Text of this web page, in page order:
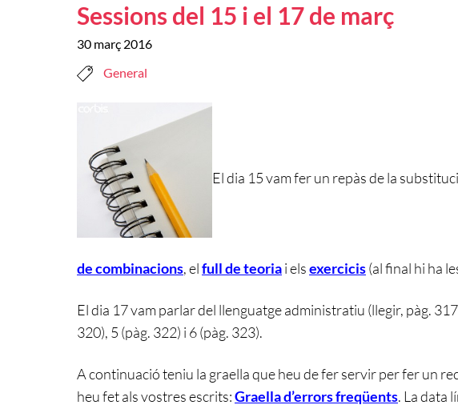
Sessions del 15 i el 17 de març
30 març 2016
General
El dia 15 vam fer un repàs de la
de combinacions, elfull de teoriai elsexercicis(al final hi ha
El dia 17 vam parlar del llenguatge administratiu (llegir, pàg.
320), 5 (pàg. 322) i 6 (pàg. 323).
A continuació teniu la graella que heu de fer servir per fer un
heu fet als vostres escrits:Graella d’errors freqüents. La data